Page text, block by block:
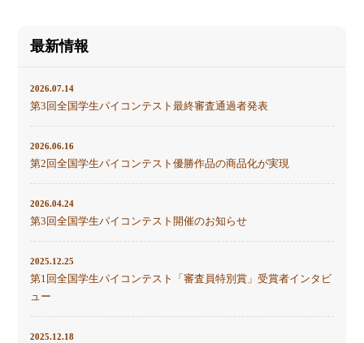
最新情報
2026.07.14
第3回全国学生パイコンテスト最終審査通過者発表
2026.06.16
第2回全国学生パイコンテスト優勝作品の商品化が実現
2026.04.24
第3回全国学生パイコンテスト開催のお知らせ
2025.12.25
第1回全国学生パイコンテスト「審査員特別賞」受賞者インタビ
ュー
2025.12.18